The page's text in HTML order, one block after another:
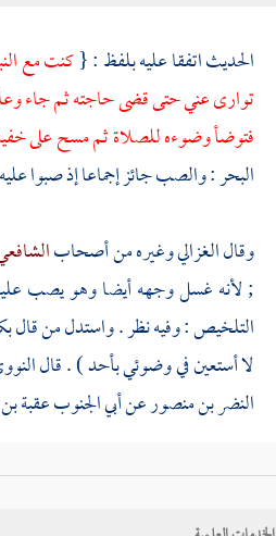
الحديث اتفقا عليه بلفظ : {كنت مع
توارى عني حتى قضى حاجته ثم جاء
فتوضأ وضوءه للصلاة ثم مسح على
البحر : والصب جائز إجماعا إذ صبوا
وقالالغزاليوغيره من أصحاب
; لأنه غسل وجهه أيضا وهو يصب عليه
التلخيص : وفيه نظر . واستدل من قال
لا أستعين في وضوئي بأحد ) . قال
النضر بن منصورعنأبي الجنوب عقبة
قالعثمان الدارمي، قلتلابن معين:
أيضا بحديث